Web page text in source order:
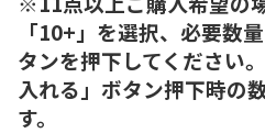
「10+」を選択、必要数
タンを押下してください
入れる」ボタン押下時の
す。